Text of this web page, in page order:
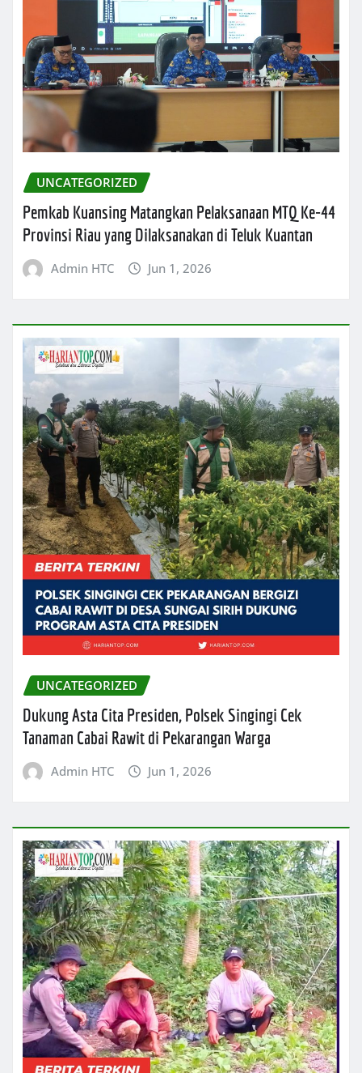
UNCATEGORIZED
Pemkab Kuansing Matangkan Pelaksanaan MTQ Ke-44
Provinsi Riau yang Dilaksanakan di Teluk Kuantan
Admin HTC Jun 1, 2026
UNCATEGORIZED
Dukung Asta Cita Presiden, Polsek Singingi Cek
Tanaman Cabai Rawit di Pekarangan Warga
Admin HTC Jun 1, 2026